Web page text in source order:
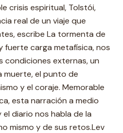
crisis espiritual, Tolstói,
real de un viaje que
escribe La tormenta de
fuerte carga metafísica, nos
condiciones externas, un
muerte, el punto de
y el coraje. Memorable
esta narración a medio
diario nos habla de la
mismo y de sus retos.Lev